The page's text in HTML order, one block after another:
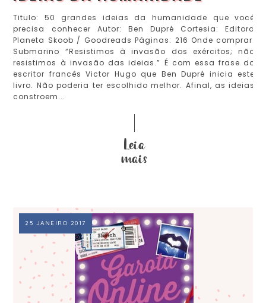
Titulo: 50 grandes ideias da humanidade que você
precisa conhecer Autor: Ben Dupré Cortesia: Editora
Planeta Skoob / Goodreads Páginas: 216 Onde comprar:
Submarino “Resistimos à invasão dos exércitos; não
resistimos à invasão das ideias.” É com essa frase do
escritor francês Victor Hugo que Ben Dupré inicia este
livro. Não poderia ter escolhido melhor. Afinal, as ideias
constroem...
25 JANEIRO 2017